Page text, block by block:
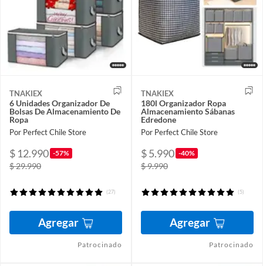
TNAKIEX
6 Unidades Organizador De
Bolsas De Almacenamiento De
Ropa
Por Perfect Chile Store
$ 12.990 -57%
$ 29.990
(27)
Agregar
Patrocinado
TNAKIEX
180l Organizador Ropa
Almacenamiento Sábanas
Edredone
Por Perfect Chile Store
$ 5.990 -40%
$ 9.990
(5)
Agregar
Patrocinado